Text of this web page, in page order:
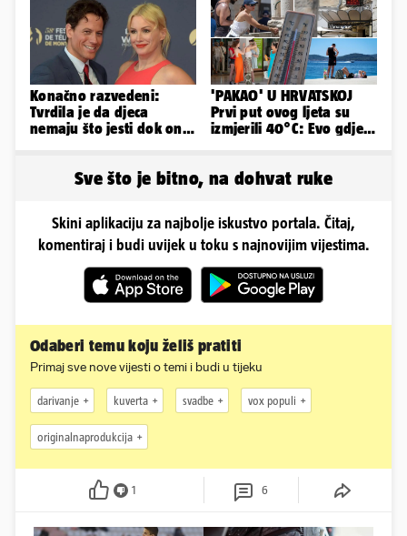
Konačno razvedeni:
Tvrdila je da djeca
nemaju što jesti dok on
'PAKAO' U HRVATSKOJ
Prvi put ovog ljeta su
izmjerili 40°C: Evo gdje
Sve što je bitno, na dohvat ruke
Skini aplikaciju za najbolje iskustvo portala. Čitaj,
komentiraj i budi uvijek u toku s najnovijim vijestima.
Odaberi temu koju želiš pratiti
Primaj sve nove vijesti o temi i budi u tijeku
darivanje kuverta svadbe vox populi
originalnaprodukcija
1 6